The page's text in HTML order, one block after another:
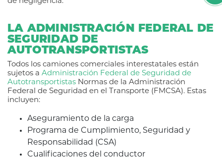
LA ADMINISTRACIÓN FEDERAL DE
SEGURIDAD DE
AUTOTRANSPORTISTAS
Todos los camiones comerciales interestatales están
sujetos a Administración Federal de Seguridad de
Autotransportistas Normas de la Administración
Federal de Seguridad en el Transporte (FMCSA). Estas
incluyen:
Aseguramiento de la carga
Programa de Cumplimiento, Seguridad y
Responsabilidad (CSA)
Cualificaciones del conductor